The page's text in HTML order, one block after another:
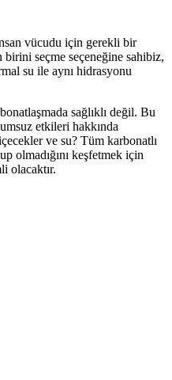
vücudu için gerekli bir
seçme seçeneğine sahibiz,
su ile aynı hidrasyonu
sağlıklı değil. Bu
etkileri hakkında
ve su? Tüm karbonatlı
olmadığını keşfetmek için
olacaktır.